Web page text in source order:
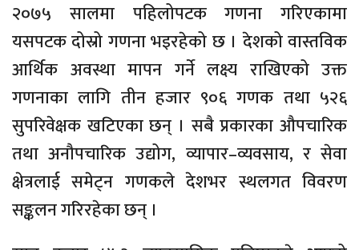
२०७५ सालमा पहिलोपटक गणना गरिएकामा
यसपटक दोस्रो गणना भइरहेको छ । देशको वास्तविक
आर्थिक अवस्था मापन गर्ने लक्ष्य राखिएको उक्त
गणनाका लागि तीन हजार ९०६ गणक तथा ५२६
सुपरिवेक्षक खटिएका छन् । सबै प्रकारका औपचारिक
तथा अनौपचारिक उद्योग, व्यापार–व्यवसाय, र सेवा
क्षेत्रलाई समेट्न गणकले देशभर स्थलगत विवरण
सङ्कलन गरिरहेका छन् ।